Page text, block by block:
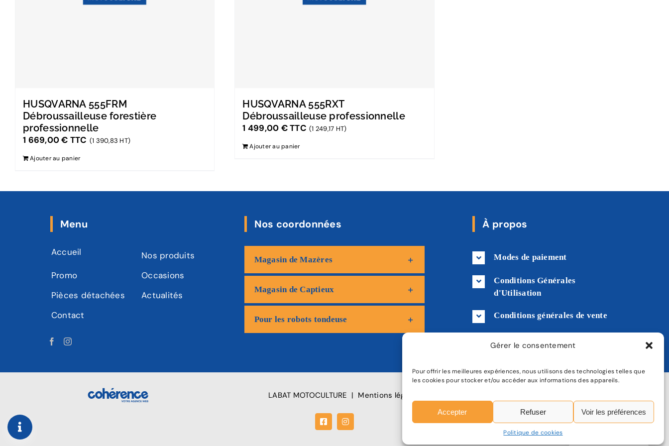
Gérer le consentement
Pour offrir les meilleures expériences, nous utilisons des technologies telles que
les cookies pour stocker et/ou accéder aux informations des appareils.
Accepter Refuser Voir les préférences
Politique de cookies
HUSQVARNA 555FRM
Débroussailleuse forestière
professionnelle
1 669,00€ TTC (1 390,83 HT)
Ajouter au panier
HUSQVARNA 555RXT
Débroussailleuse professionnelle
1 499,00 €TTC (1 249,17 HT)
Ajouter au panier
Menu
Accueil
Nos produits
Promo
Occasions
Pièces détachées
Actualités
Contact
Nos coordonnées
Magasin de Mazères
Magasin de Captieux
Pour les robots tondeuse
À propos
Modes de paiement
Conditions Générales
d'Utilisation
Conditions générales de vente
LABAT MOTOCULTURE | Mentions légales
FacebookInstagram